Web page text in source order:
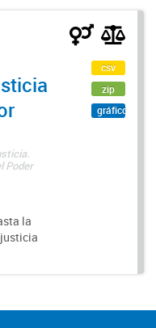
Poder
la
csv
zip
gráfico